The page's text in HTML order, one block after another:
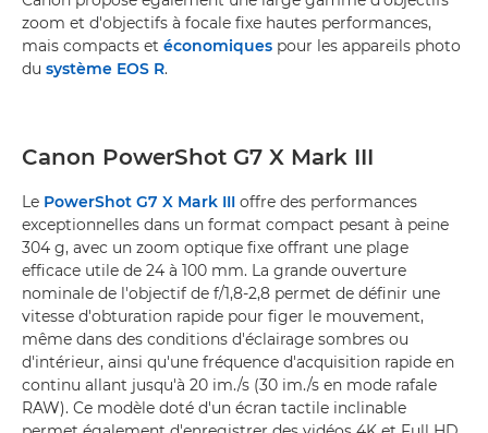
zoom et d'objectifs à focale fixe hautes performances,
mais compacts et économiques pour les appareils photo
du système EOS R.
Canon PowerShot G7 X Mark III
Le PowerShot G7 X Mark III offre des performances
exceptionnelles dans un format compact pesant à peine
304 g, avec un zoom optique fixe offrant une plage
efficace utile de 24 à 100 mm. La grande ouverture
nominale de l'objectif de f/1,8-2,8 permet de définir une
vitesse d'obturation rapide pour figer le mouvement,
même dans des conditions d'éclairage sombres ou
d'intérieur, ainsi qu'une fréquence d'acquisition rapide en
continu allant jusqu'à 20 im./s (30 im./s en mode rafale
RAW). Ce modèle doté d'un écran tactile inclinable